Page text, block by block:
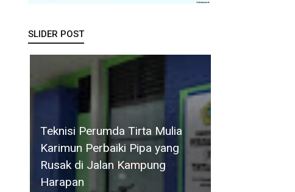
SLIDER POST
Teknisi Perumda Tirta Mulia
Karimun Perbaiki Pipa yang
Rusak di Jalan Kampung
Harapan
BP Batam
Layanan
Pertanahan,
Alokasi
Rapat
Paripurna,
Wabup Deby